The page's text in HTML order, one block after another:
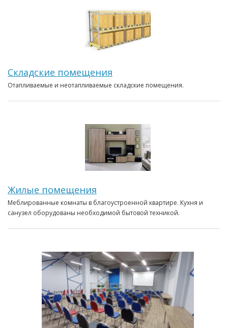
Складские помещения
Отапливаемые и неотапливаемые складские помещения.
Жилые помещения
Меблированные комнаты в благоустроенной квартире. Кухня и
санузел оборудованы необходимой бытовой техникой.